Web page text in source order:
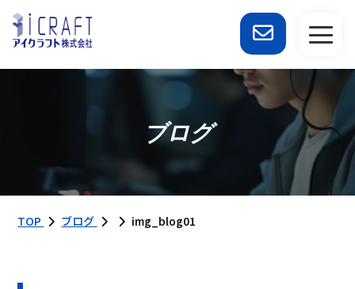
ブログ
TOP ブログ img_blog01